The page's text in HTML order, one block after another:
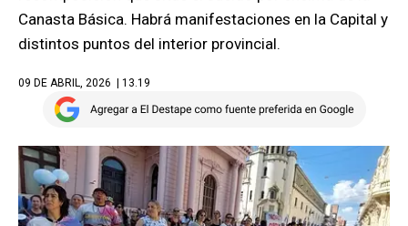
Canasta Básica. Habrá manifestaciones en la Capital y
distintos puntos del interior provincial.
09 DE ABRIL, 2026 | 13.19